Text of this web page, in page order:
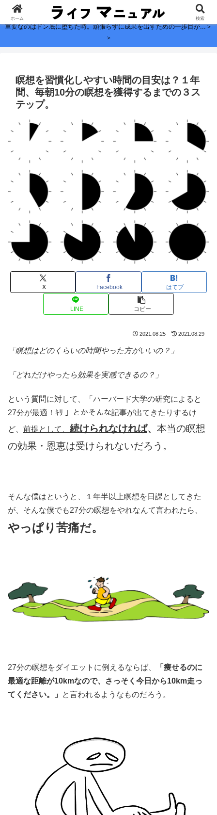
子どもに残したい、お金よりも大切なこと。
重要なのはドン底に堕ちた時。頑張らずに成果を出すための一歩目が...＞
＞
瞑想を習慣化しやすい時間の目安は？１年
間、毎朝10分の瞑想を獲得するまでの３ス
テップ。
X Facebook はてブ
LINE コピー
2021.08.25 2021.08.29
「瞑想はどのくらいの時間やった方がいいの？」
「どれだけやったら効果を実感できるの？」
という質問に対して、「ハーバード大学の研究によると
27分が最適！ｷﾘ 」とかそんな記事が出てきたりするけ
ど、 前提として、 続けられなければ、 本当の瞑想
の効果・恩恵は受けられないだろう。
そんな僕はというと、１年半以上瞑想を日課としてきた
が、そんな僕でも27分の瞑想をやれなんて言われたら、
やっぱり苦痛だ。
27分の瞑想をダイエットに例えるならば、
「痩せるのに
最適な距離が10kmなので、さっそく今日から10km走っ
てください。」
と言われるようなものだろう。
ホーム 検索